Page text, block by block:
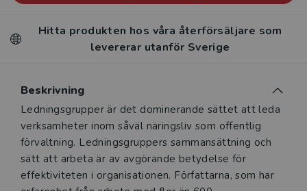
Hitta produkten hos våra återförsäljare som
levererar utanför Sverige
Beskrivning
Beskrivning
Ledningsgrupper är det dominerande sättet att leda
verksamheter inom såväl näringsliv som offentlig
förvaltning. Ledningsgruppers samman­sättning och
sätt att arbeta är av avgörande betydelse för
effektiviteten i organisationen. Författarna, som har